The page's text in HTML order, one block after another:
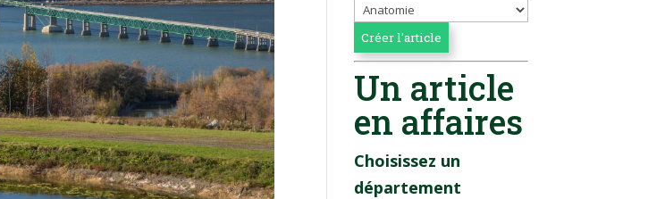
Un article
en affaires
Choisissez un
département